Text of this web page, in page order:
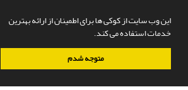
این وب سایت از کوکی ها برای اطمینان از ارائه بهترین
خدمات استفاده می کند.
متوجه شدم
سامانه مدیریت نشریات علمی.طراحی و پیاده سازی از